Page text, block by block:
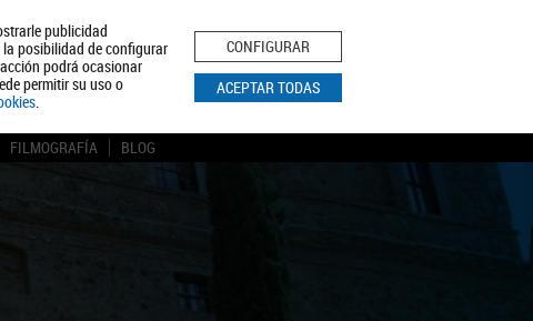
publicidad
posibilidad de configurar
podrá ocasionar
permitir su uso o
.
CONFIGURAR
ACEPTAR TODAS
Política de Privacidad Aviso Legal Política de Cookies
BUSCAR
FILMOGRAFÍA BLOG